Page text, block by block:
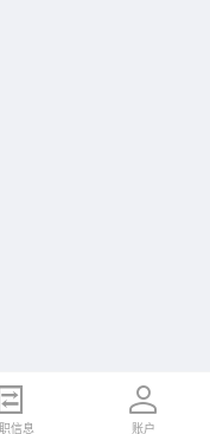
信息 账户